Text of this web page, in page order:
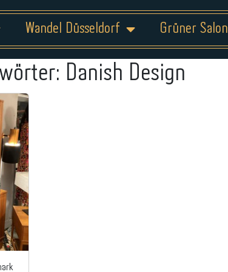
Wandel Düsseldorf Grüner Salon
Danish Design